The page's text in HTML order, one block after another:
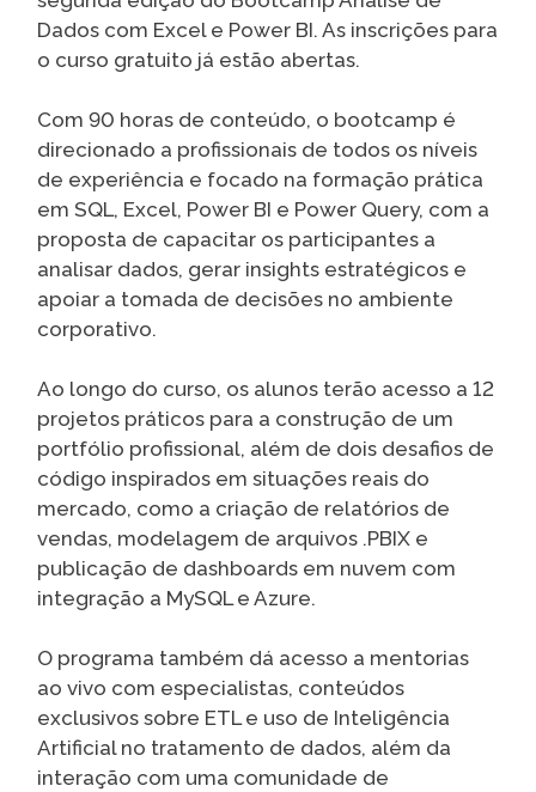
Dados com Excel e Power BI. As inscrições para
o curso gratuito já estão abertas.
Com 90 horas de conteúdo, o bootcamp é
direcionado a profissionais de todos os níveis
de experiência e focado na formação prática
em SQL, Excel, Power BI e Power Query, com a
proposta de capacitar os participantes a
analisar dados, gerar insights estratégicos e
apoiar a tomada de decisões no ambiente
corporativo.
Ao longo do curso, os alunos terão acesso a 12
projetos práticos para a construção de um
portfólio profissional, além de dois desafios de
código inspirados em situações reais do
mercado, como a criação de relatórios de
vendas, modelagem de arquivos .PBIX e
publicação de dashboards em nuvem com
integração a MySQL e Azure.
O programa também dá acesso a mentorias
ao vivo com especialistas, conteúdos
exclusivos sobre ETL e uso de Inteligência
Artificial no tratamento de dados, além da
interação com uma comunidade de